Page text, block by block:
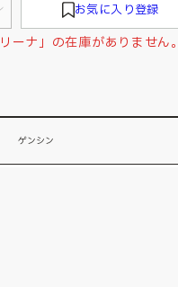
お気に入り登録
ーナ」の在庫がありません
ゲンシン